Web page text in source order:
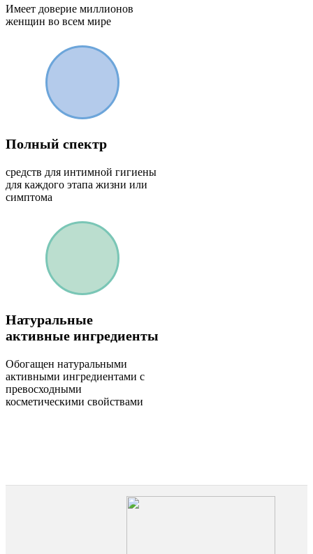
Имеет доверие миллионов
женщин во всем мире
Полный спектр
средств для интимной гигиены
для каждого этапа жизни или
симптома
Натуральные
активные ингредиенты
Обогащен натуральными
активными ингредиентами с
превосходными
косметическими свойствами